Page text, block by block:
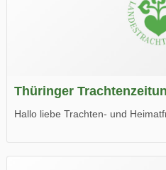
Thüringer
Hallo liebe Trachten- und
Wir wünschen Euch viel Spaß